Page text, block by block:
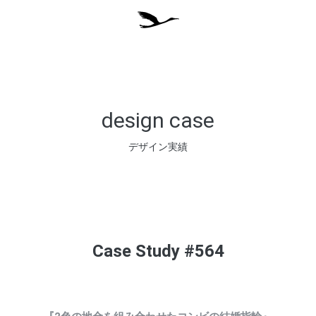
design case
デザイン実績
Case Study #564